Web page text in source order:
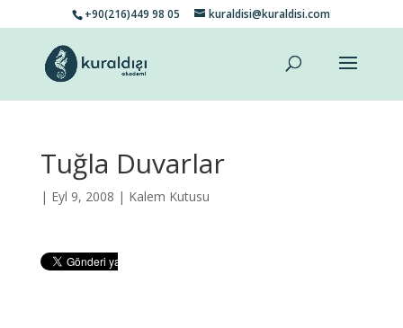
+90(216)449 98 05 kuraldisi@kuraldisi.com
Tuğla Duvarlar
| Eyl 9, 2008 | Kalem Kutusu